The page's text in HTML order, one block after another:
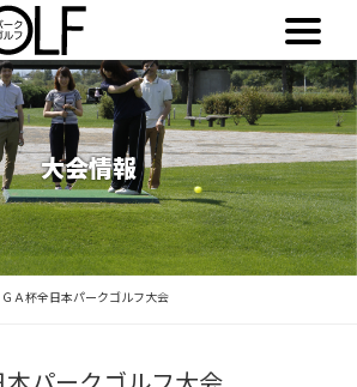
大会情報
ＧＡ杯全日本パークゴルフ大会